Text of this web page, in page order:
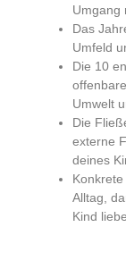
Umgang
Das
Umfeld
Die 10
Umwelt
Die
externe
deines
Alltag,
Kind